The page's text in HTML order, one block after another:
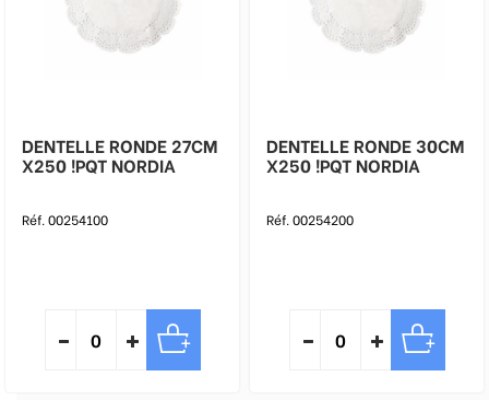
DENTELLE RONDE 27CM
X250 !PQT NORDIA
Réf. 00254100
DENTELLE RONDE 30CM
X250 !PQT NORDIA
Réf. 00254200